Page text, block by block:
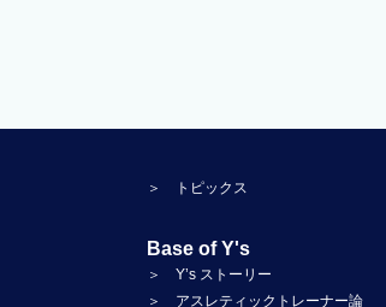
＞ トピックス
Base of Y's
＞ Y’s ストーリー
＞ アスレティックトレーナー論